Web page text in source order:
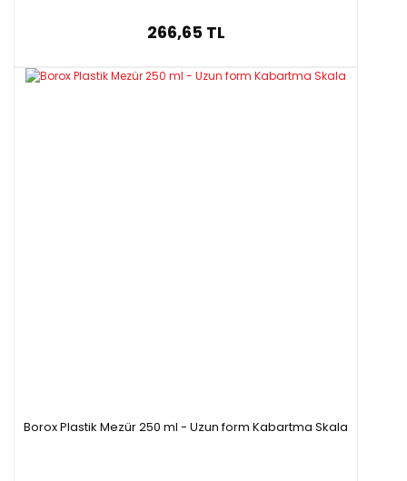
266,65 TL
Borox Plastik Mezür 250 ml - Uzun form Kabartma Skala